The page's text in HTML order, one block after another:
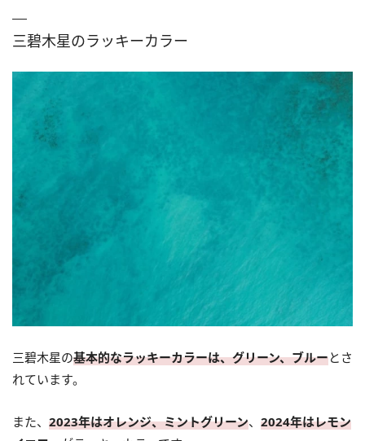
三碧木星のラッキーカラー
三碧木星の基本的なラッキーカラーは、グリーン、ブルーとさ
れています。
また、 2023年はオレンジ、ミントグリーン、 2024年はレモン